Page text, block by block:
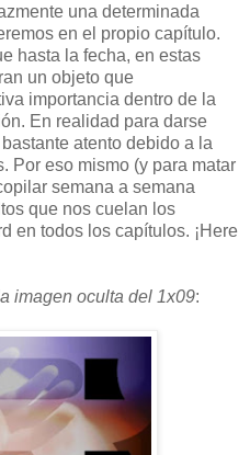
una determinada
en el propio capítulo.
hasta la fecha, en estas
un objeto que
importancia dentro de la
En realidad para darse
atento debido a la
Por eso mismo (y para matar
semana a semana
que nos cuelan los
en todos los capítulos. ¡Here
imagen oculta del 1x09: